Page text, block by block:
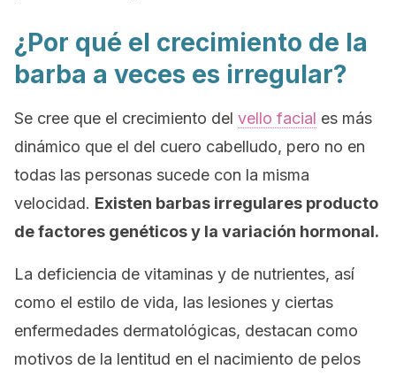
¿Por qué el crecimiento de la
barba a veces es irregular?
Se cree que el crecimiento del vello facial es más
dinámico que el del cuero cabelludo, pero no en
todas las personas sucede con la misma
velocidad. Existen barbas irregulares producto
de factores genéticos y la variación hormonal.
La deficiencia de vitaminas y de nutrientes, así
como el estilo de vida, las lesiones y ciertas
enfermedades dermatológicas, destacan como
motivos de la lentitud en el nacimiento de pelos